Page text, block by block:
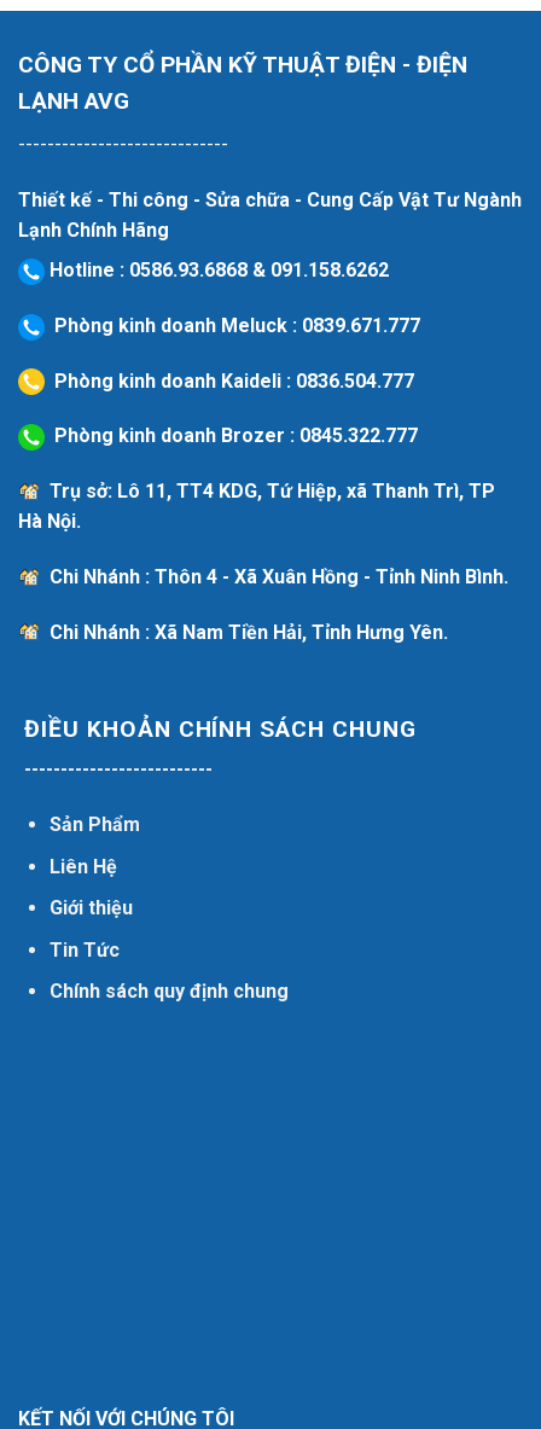
CÔNG TY CỔ PHẦN KỸ THUẬT ĐIỆN - ĐIỆN
LẠNH AVG
-----------------------------
Thiết kế - Thi công - Sửa chữa - Cung Cấp Vật Tư Ngành
Lạnh Chính Hãng
Hotline : 0586.93.6868 & 091.158.6262
Phòng kinh doanh Meluck : 0839.671.777
Phòng kinh doanh Kaideli : 0836.504.777
Phòng kinh doanh Brozer : 0845.322.777
Trụ sở: Lô 11, TT4 KDG, Tứ Hiệp, xã Thanh Trì, TP
Hà Nội.
Chi Nhánh : Thôn 4 - Xã Xuân Hồng - Tỉnh Ninh Bình.
Chi Nhánh : Xã Nam Tiền Hải, Tỉnh Hưng Yên.
ĐIỀU KHOẢN CHÍNH SÁCH CHUNG
--------------------------
Sản Phẩm
Liên Hệ
Giới thiệu
Tin Tức
Chính sách quy định chung
KẾT NỐI VỚI CHÚNG TÔI